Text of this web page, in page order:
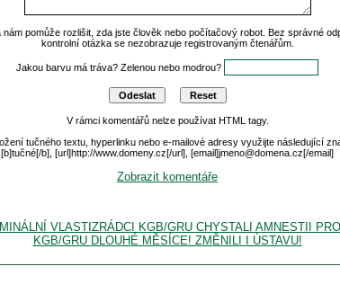
pomůže rozlišit, zda jste člověk nebo počítačový robot. Bez správné
kontrolní otázka se nezobrazuje registrovaným čtenářům.
Jakou barvu má tráva? Zelenou nebo modrou?
V rámci komentářů nelze používat HTML tagy.
tučného textu, hyperlinku nebo e-mailové adresy využijte následující
[b]tučné[/b], [url]http://www.domeny.cz[/url], [email]jmeno@domena.cz[/email]
Zobrazit komentáře
VLASTIZRÁDCI KGB/GRU CHYSTALI AMNESTII
KGB/GRU DLOUHÉ MĚSÍCE! ZMĚNILI I ÚSTAVU!